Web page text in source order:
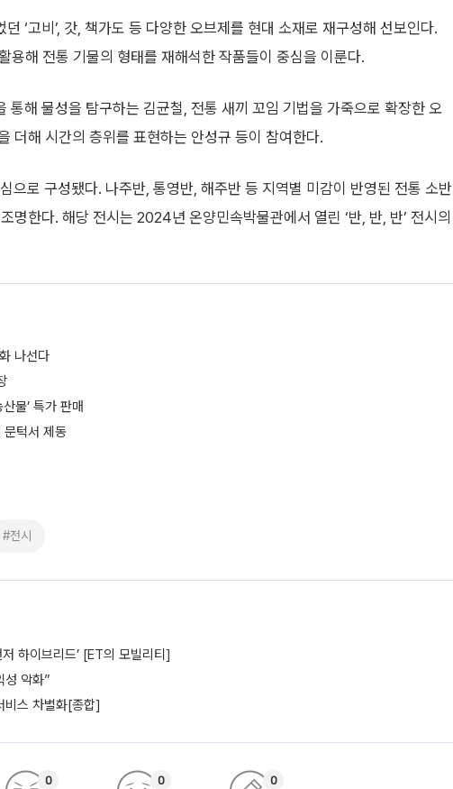
‘고비’, 갓, 책가도 등 다양한 오브제를 현대 소재로 재구성해 선보인다.
용해 전통 기물의 형태를 재해석한 작품들이 중심을 이룬다.
통해 물성을 탐구하는 김균철, 전통 새끼 꼬임 기법을 가죽으로 확장한 오
더해 시간의 층위를 표현하는 안성규 등이 참여한다.
으로 구성됐다. 나주반, 통영반, 해주반 등 지역별 미감이 반영된 전통 소반
명한다. 해당 전시는 2024년 온양민속박물관에서 열린 ‘반, 반, 반’ 전시의
나선다
물’ 특가 판매
턱서 제동
#전시
하이브리드’ [ET의 모빌리티]
성 악화”
비스 차별화[종합]
0 0 0